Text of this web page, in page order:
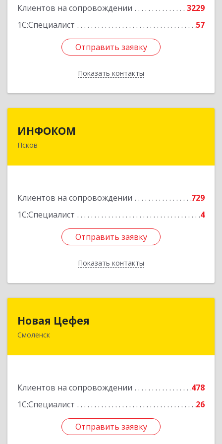
Клиентов на сопровождении
3229
1С:Специалист
57
Отправить заявку
Показать контакты
Отправить заявку
Назад
ИНФОКОМ
Псков
Клиентов на сопровождении
729
1С:Специалист
4
Отправить заявку
Показать контакты
180000, Псковская обл, Псков г, Советская ул,
Отправить заявку
Назад
Новая Цефея
Смоленск
Клиентов на сопровождении
478
1С:Специалист
26
Отправить заявку
214018, Смоленская обл, Смоленск г, Раевского
Отправить заявку